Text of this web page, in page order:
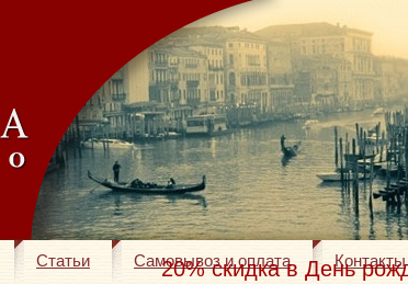
Статьи Самовывоз и оплата Контакты
20% скидка в День